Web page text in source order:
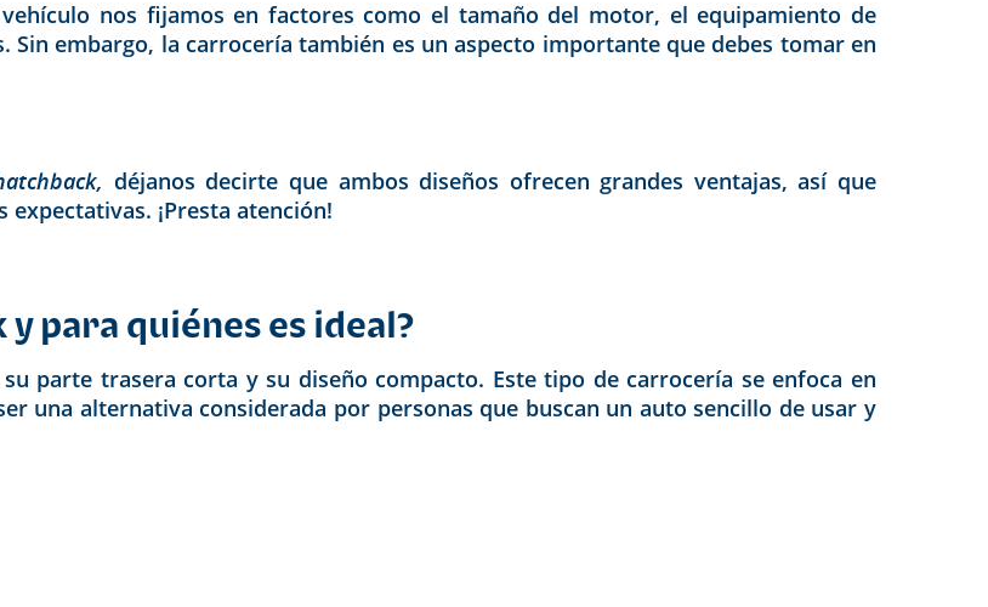
nos fijamos en factores como el tamaño del motor, el equipamiento de
Sin embargo, la carrocería también es un aspecto importante que debes tomar en
déjanos decirte que ambos diseños ofrecen grandes ventajas, así que
¡Presta atención!
para quiénes es ideal?
parte trasera corta y su diseño compacto. Este tipo de carrocería se enfoca en
una alternativa considerada por personas que buscan un auto sencillo de usar y